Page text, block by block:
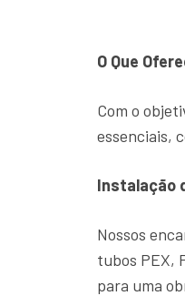
O Que
Com o
essenciais,
Instalação
Nossos
tubos PEX,
para uma